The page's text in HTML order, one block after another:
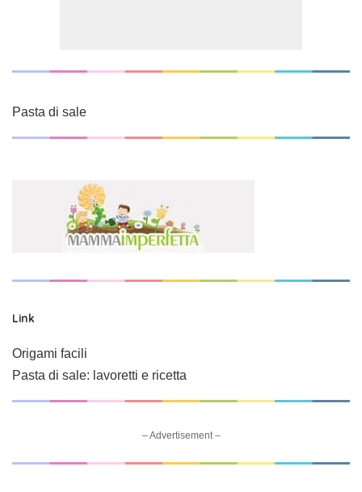
Pasta di sale
Link
Origami facili
Pasta di sale: lavoretti e ricetta
– Advertisement –